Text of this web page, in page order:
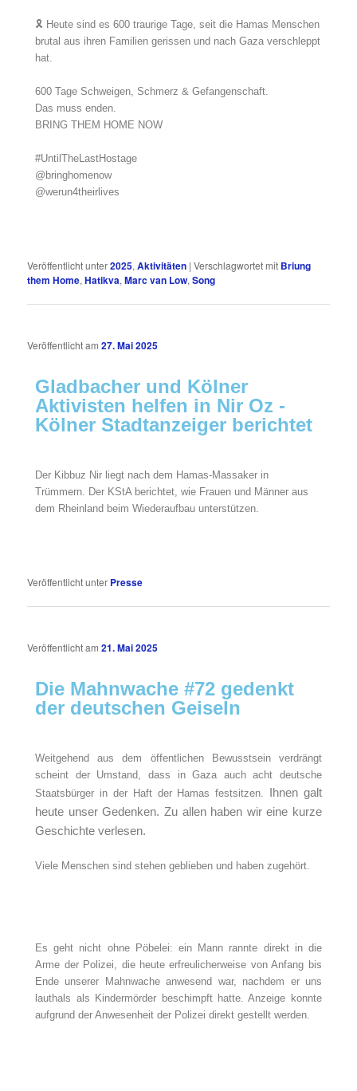
🎗️ Heute sind es 600 traurige Tage, seit die Hamas Menschen
brutal aus ihren Familien gerissen und nach Gaza verschleppt
hat.
600 Tage Schweigen, Schmerz & Gefangenschaft.
Das muss enden.
BRING THEM HOME NOW
#UntilTheLastHostage
@bringhomenow
@werun4theirlives
Veröffentlicht unter2025,Aktivitäten |Verschlagwortet mit Briung
them Home,Hatikva,Marc van Low,Song
Veröffentlicht am27. Mai 2025
Gladbacher und Kölner
Aktivisten helfen in Nir Oz -
Kölner Stadtanzeiger berichtet
Der Kibbuz Nir liegt nach dem Hamas-Massaker in
Trümmern. Der KStA berichtet, wie Frauen und Männer aus
dem Rheinland beim Wiederaufbau unterstützen.
Veröffentlicht unter Presse
Veröffentlicht am21. Mai 2025
Die Mahnwache #72 gedenkt
der deutschen Geiseln
Weitgehend aus dem öffentlichen Bewusstsein verdrängt
scheint der Umstand, dass in Gaza auch acht deutsche
Staatsbürger in der Haft der Hamas festsitzen. Ihnen galt
heute unser Gedenken. Zu allen haben wir eine kurze
Geschichte verlesen.
Viele Menschen sind stehen geblieben und haben zugehört.
Es geht nicht ohne Pöbelei: ein Mann rannte direkt in die
Arme der Polizei, die heute erfreulicherweise von Anfang bis
Ende unserer Mahnwache anwesend war, nachdem er uns
lauthals als Kindermörder beschimpft hatte. Anzeige konnte
aufgrund der Anwesenheit der Polizei direkt gestellt werden.